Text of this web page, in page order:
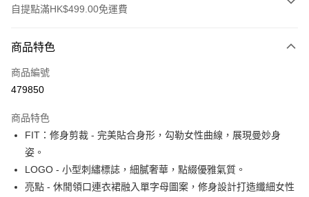
自提點滿HK$499.00免運費
信用卡
Apple Pay
AlipayHK
WeChat Pay
送貨方式
商品特色
商品編號
479850
商品特色
FIT：修身剪裁 - 完美貼合身形，勾勒女性曲線，展現曼妙身
姿。
LOGO - 小型刺繡標誌，細膩奢華，點綴優雅氣質。
亮點 - 休閒領口連衣裙融入單字母圖案，修身設計打造纖細女性